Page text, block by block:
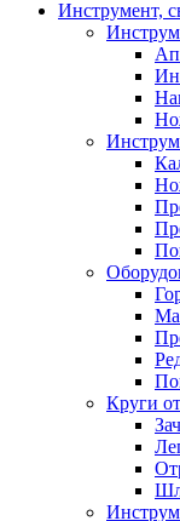
Инструмент,
Круги